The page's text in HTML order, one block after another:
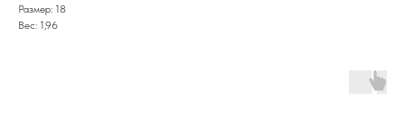
Размер: 18
Вес: 1,96